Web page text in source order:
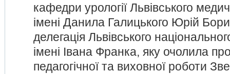
кафедри урології Львівського
імені Данила Галицького Юрій
делегація Львівського
імені Івана Франка, яку очолила
педагогічної та виховної роботи